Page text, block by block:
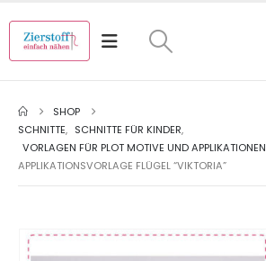
SHOP
SCHNITTE, SCHNITTE FÜR KINDER,
VORLAGEN FÜR PLOT MOTIVE UND APPLIKATIONEN
APPLIKATIONSVORLAGE FLÜGEL “VIKTORIA”